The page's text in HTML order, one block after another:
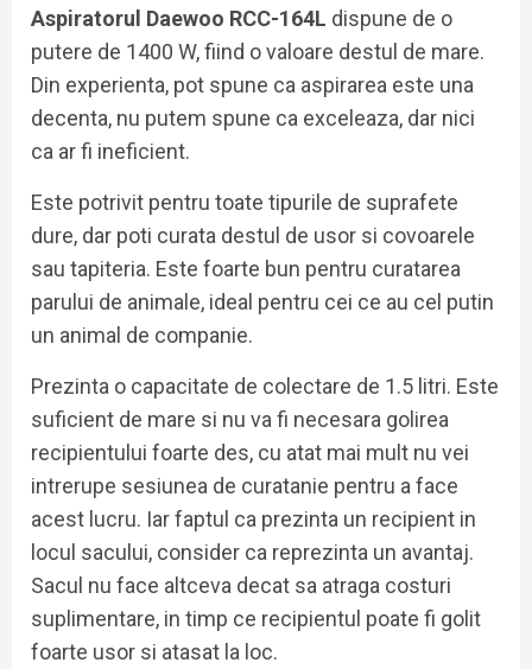
Aspiratorul Daewoo RCC-164L dispune de o
putere de 1400 W, fiind o valoare destul de mare.
Din experienta, pot spune ca aspirarea este una
decenta, nu putem spune ca exceleaza, dar nici
ca ar fi ineficient.
Este potrivit pentru toate tipurile de suprafete
dure, dar poti curata destul de usor si covoarele
sau tapiteria. Este foarte bun pentru curatarea
parului de animale, ideal pentru cei ce au cel putin
un animal de companie.
Prezinta o capacitate de colectare de 1.5 litri. Este
suficient de mare si nu va fi necesara golirea
recipientului foarte des, cu atat mai mult nu vei
intrerupe sesiunea de curatanie pentru a face
acest lucru. Iar faptul ca prezinta un recipient in
locul sacului, consider ca reprezinta un avantaj.
Sacul nu face altceva decat sa atraga costuri
suplimentare, in timp ce recipientul poate fi golit
foarte usor si atasat la loc.